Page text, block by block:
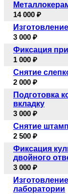
14 000 ₽
3 000 ₽
Фиксация
1 000 ₽
Снятие
2 000 ₽
Подготовка
вкладку
3 000 ₽
Снятие
2 500 ₽
Фиксация
двойного
3 000 ₽
лаборатории